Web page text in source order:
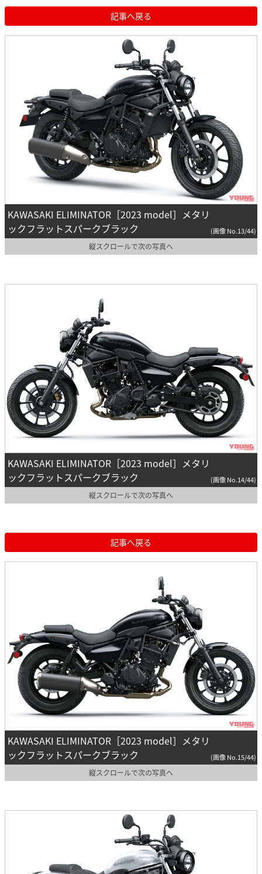
記事へ戻る
KAWASAKI ELIMINATOR［2023 model］メタリ
ックフラットスパークブラック
(画像 No.13/44)
縦スクロールで次の写真へ
KAWASAKI ELIMINATOR［2023 model］メタリ
ックフラットスパークブラック
(画像 No.14/44)
縦スクロールで次の写真へ
記事へ戻る
KAWASAKI ELIMINATOR［2023 model］メタリ
ックフラットスパークブラック
(画像 No.15/44)
縦スクロールで次の写真へ